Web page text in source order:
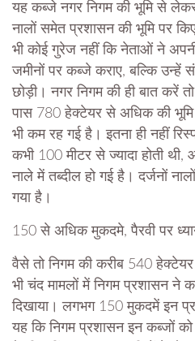
यह कब्जे नगर निगम की भूमि से
नालों समेत प्रशासन की भूमि पर
भी कोई गुरेज नहीं कि नेताओं ने
जमीनों पर कब्जे कराए, बल्कि उन्हें
छोड़ी। नगर निगम की ही बात करें
पास 780 हेक्टेयर से अधिक की
भी कम रह गई है। इतना ही नहीं
कभी 100 मीटर से ज्यादा होती
नाले में तब्दील हो गई है। दर्जनों
गया है।
150 से अधिक मुकदमे, पैरवी पर
वैसे तो निगम की करीब 540
भी चंद मामलों में निगम प्रशासन ने
दिखाया। लगभग 150 मुकदमें इन
यह कि निगम प्रशासन इन कब्जों को